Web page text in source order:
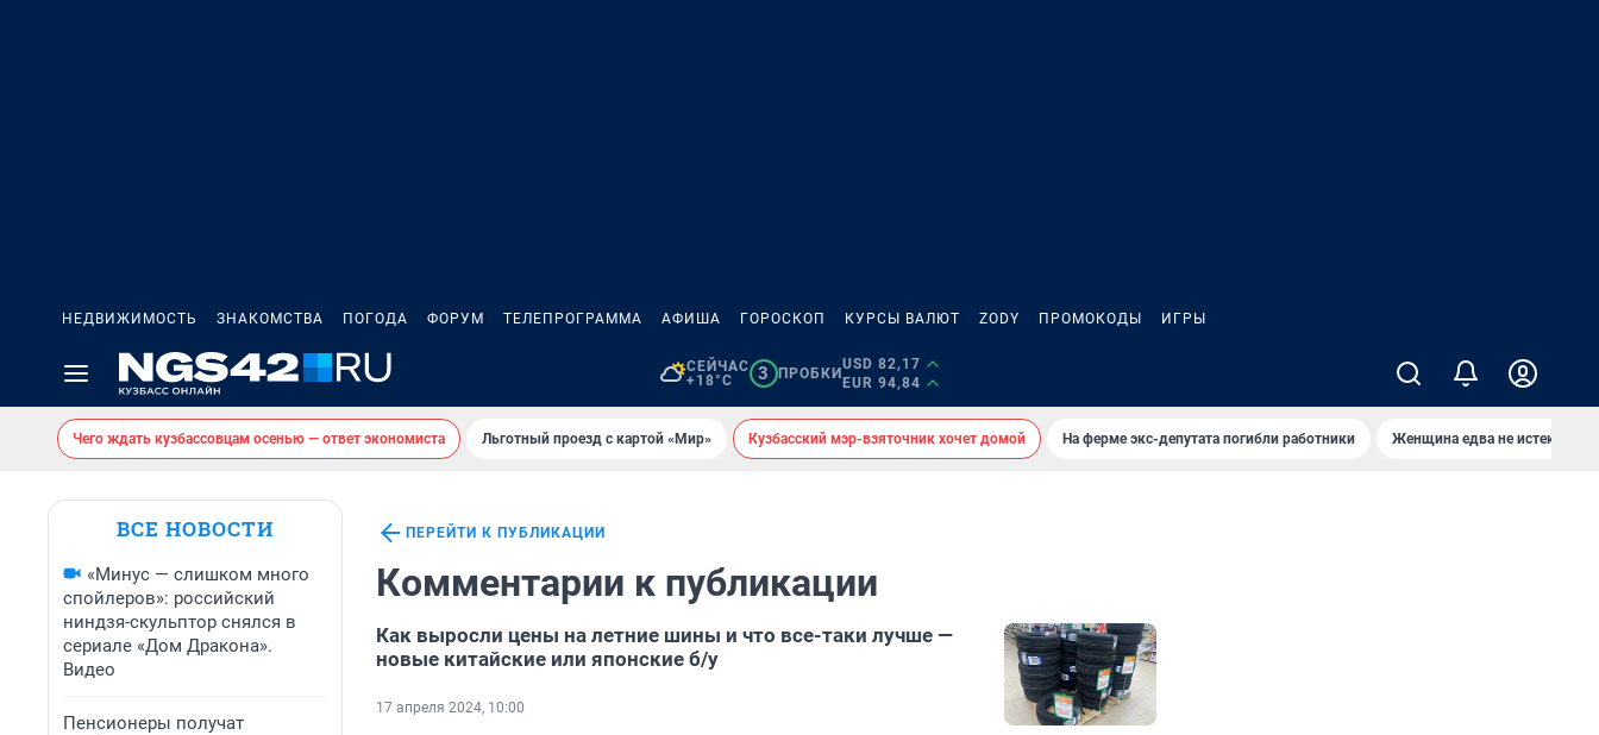
НЕДВИЖИМОСТЬ ЗНАКОМСТВА ПОГОДА ФОРУМ ТЕЛЕПРОГРАММА АФИША ГОРОСКОП КУРСЫ ВАЛЮТ ZODY ПРОМОКОДЫ ИГРЫ
СЕЙЧАС
+18°C
3 ПРОБКИ
USD 82,17
EUR 94,84
Чего ждать кузбассовцам осенью — ответ экономиста Льготный проезд с картой «Мир» Кузбасский мэр-взяточник хочет домой На ферме экс-депутата погибли работники Женщина едва не истекла
ВСЕ НОВОСТИ
«Минус — слишком много
спойлеров»: российский
ниндзя-скульптор снялся в
сериале «Дом Дракона».
Видео
Пенсионеры получат
ПЕРЕЙТИ К ПУБЛИКАЦИИ
Комментарии к публикации
Как выросли цены на летние шины и что все-таки лучше —
новые китайские или японские б/у
17 апреля 2024, 10:00